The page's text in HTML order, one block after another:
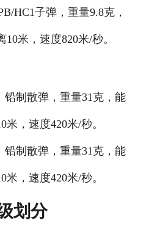
HC1子弹，重量9.8克，
米，速度820米/秒。
铅制散弹，重量31克，能
，速度420米/秒。
铅制散弹，重量31克，能
，速度420米/秒。
划分